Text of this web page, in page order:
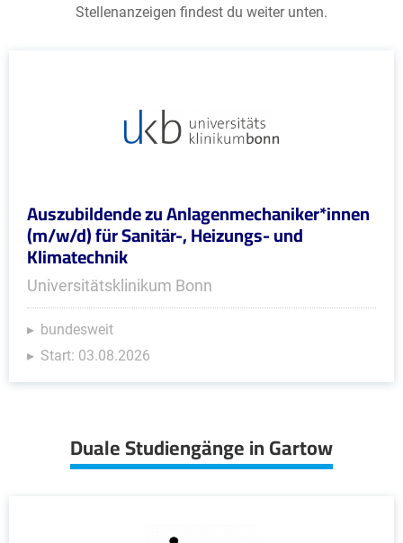
Stellenanzeigen findest du weiter unten.
Auszubildende zu Anlagenmechaniker*innen
(m/w/d) für Sanitär-, Heizungs- und
Klimatechnik
Universitätsklinikum Bonn
bundesweit
Start: 03.08.2026
Duale Studiengänge in Gartow